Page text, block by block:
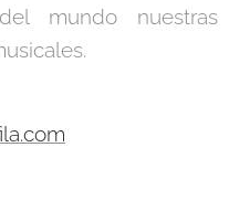
mundo nuestras